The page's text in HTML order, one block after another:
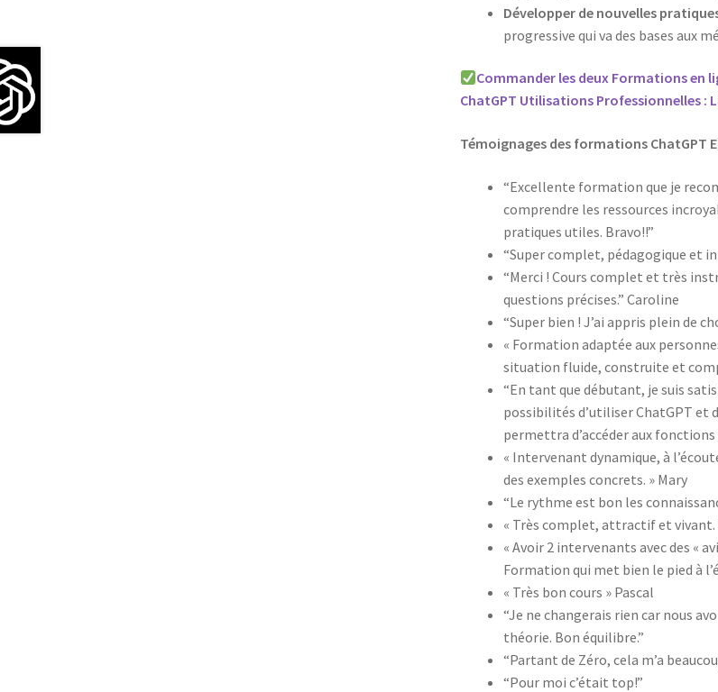
Développer de nouvelles
progressive qui va des bases aux
Commander les deux Formations en
ChatGPT Utilisations Professionnelles :
Témoignages des formations ChatGPT
“Excellente formation que je
comprendre les ressources
pratiques utiles. Bravo!!”
“Super complet, pédagogique et
“Merci ! Cours complet et très
questions précises.” Caroline
“Super bien ! J’ai appris plein de
« Formation adaptée aux
situation fluide, construite et
“En tant que débutant, je suis
possibilités d’utiliser ChatGPT et
permettra d’accéder aux
« Intervenant dynamique, à
des exemples concrets. » Mary
“Le rythme est bon les
« Très complet, attractif et vivant.
« Avoir 2 intervenants avec des «
Formation qui met bien le pied à
« Très bon cours » Pascal
“Je ne changerais rien car nous
théorie. Bon équilibre.”
“Partant de Zéro, cela m’a
“Pour moi c’était top!”